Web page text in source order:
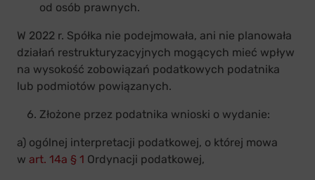
od osób prawnych.
W 2022 r. Spółka nie podejmowała, ani nie planowała
działań restrukturyzacyjnych mogących mieć wpływ
na wysokość zobowiązań podatkowych podatnika
lub podmiotów powiązanych.
Złożone przez podatnika wnioski o wydanie:
a) ogólnej interpretacji podatkowej, o której mowa
w art. 14a § 1 Ordynacji podatkowej,